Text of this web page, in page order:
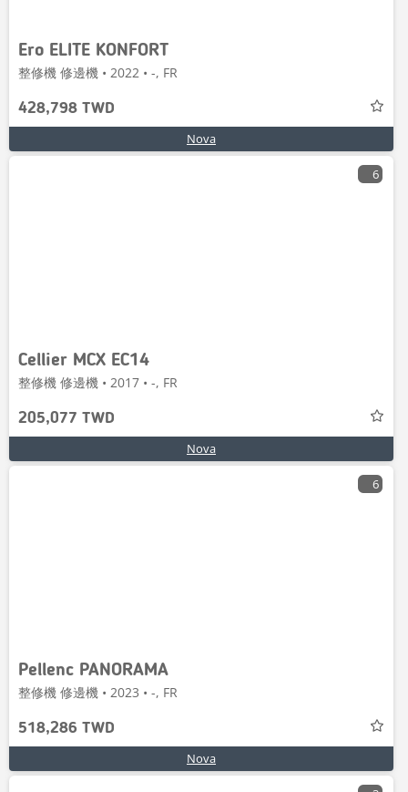
Ero ELITE KONFORT
整修機 修邊機 • 2022 • -, FR
428,798 TWD
Nova
6
Cellier MCX EC14
整修機 修邊機 • 2017 • -, FR
205,077 TWD
Nova
6
Pellenc PANORAMA
整修機 修邊機 • 2023 • -, FR
518,286 TWD
Nova